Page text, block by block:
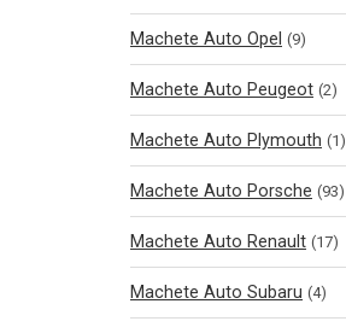
Machete Auto Opel (9)
Machete Auto Peugeot (2)
Machete Auto Plymouth (1)
Machete Auto Porsche (93)
Machete Auto Renault (17)
Machete Auto Subaru (4)